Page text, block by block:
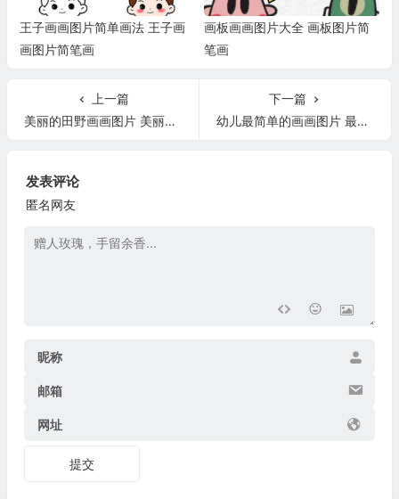
王子画画图片简单画法 王子画
画图片简笔画
画板画画图片大全 画板图片简
笔画
上一篇
美丽的田野画画图片 美丽的田野画画图片三年级
下一篇
幼儿最简单的画画图片 最简单的幼儿绘画
发表评论
匿名网友
昵称
邮箱
网址
提交